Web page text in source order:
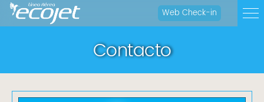
Web Check-in
Contacto